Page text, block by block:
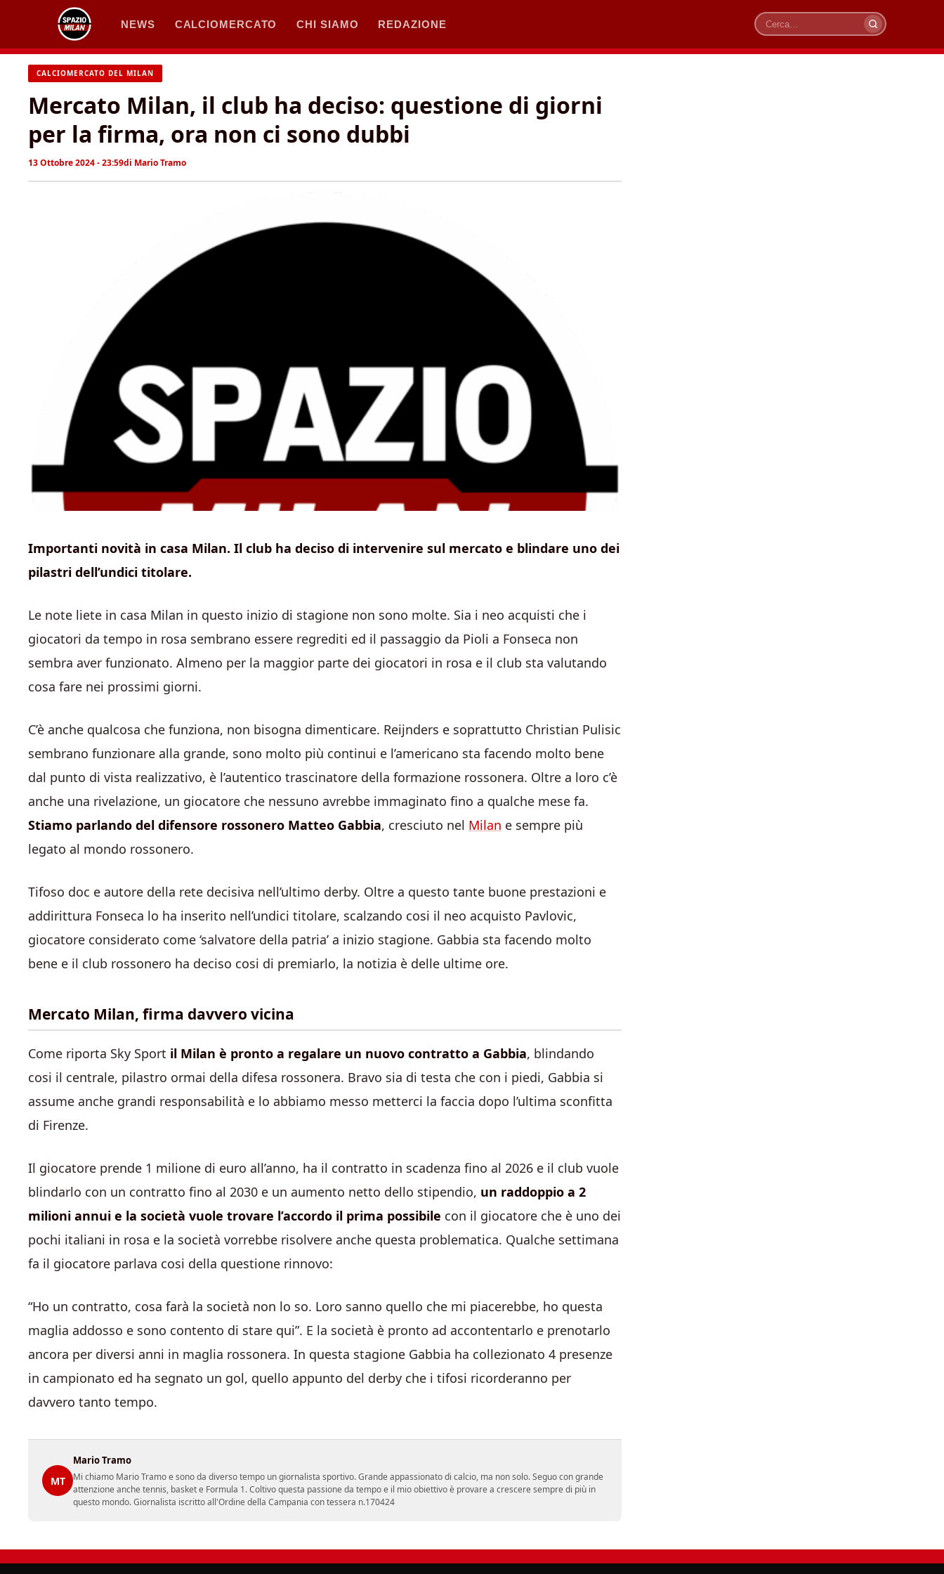
contenuto
NEWS CALCIOMERCATO CHI SIAMO REDAZIONE
Cerca
CALCIOMERCATO DEL MILAN
Mercato Milan, il club ha deciso: questione di giorni
per la firma, ora non ci sono dubbi
13 Ottobre 2024 - 23:59di Mario Tramo
Importanti novità in casa Milan. Il club ha deciso di intervenire sul mercato e blindare uno dei
pilastri dell’undici titolare.
Le note liete in casa Milan in questo inizio di stagione non sono molte. Sia i neo acquisti che i
giocatori da tempo in rosa sembrano essere regrediti ed il passaggio da Pioli a Fonseca non
sembra aver funzionato. Almeno per la maggior parte dei giocatori in rosa e il club sta valutando
cosa fare nei prossimi giorni.
C’è anche qualcosa che funziona, non bisogna dimenticare. Reijnders e soprattutto Christian Pulisic
sembrano funzionare alla grande, sono molto più continui e l’americano sta facendo molto bene
dal punto di vista realizzativo, è l’autentico trascinatore della formazione rossonera. Oltre a loro c’è
anche una rivelazione, un giocatore che nessuno avrebbe immaginato fino a qualche mese fa.
Stiamo parlando del difensore rossonero Matteo Gabbia, cresciuto nel Milan e sempre più
legato al mondo rossonero.
Tifoso doc e autore della rete decisiva nell’ultimo derby. Oltre a questo tante buone prestazioni e
addirittura Fonseca lo ha inserito nell’undici titolare, scalzando cosi il neo acquisto Pavlovic,
giocatore considerato come ‘salvatore della patria’ a inizio stagione. Gabbia sta facendo molto
bene e il club rossonero ha deciso cosi di premiarlo, la notizia è delle ultime ore.
Mercato Milan, firma davvero vicina
Come riporta Sky Sport il Milan è pronto a regalare un nuovo contratto a Gabbia, blindando
cosi il centrale, pilastro ormai della difesa rossonera. Bravo sia di testa che con i piedi, Gabbia si
assume anche grandi responsabilità e lo abbiamo messo metterci la faccia dopo l’ultima sconfitta
di Firenze.
Il giocatore prende 1 milione di euro all’anno, ha il contratto in scadenza fino al 2026 e il club vuole
blindarlo con un contratto fino al 2030 e un aumento netto dello stipendio, un raddoppio a 2
milioni annui e la società vuole trovare l’accordo il prima possibile con il giocatore che è uno dei
pochi italiani in rosa e la società vorrebbe risolvere anche questa problematica. Qualche settimana
fa il giocatore parlava cosi della questione rinnovo:
“Ho un contratto, cosa farà la società non lo so. Loro sanno quello che mi piacerebbe, ho questa
maglia addosso e sono contento di stare qui”. E la società è pronto ad accontentarlo e prenotarlo
ancora per diversi anni in maglia rossonera. In questa stagione Gabbia ha collezionato 4 presenze
in campionato ed ha segnato un gol, quello appunto del derby che i tifosi ricorderanno per
davvero tanto tempo.
MT
Mario Tramo
Mi chiamo Mario Tramo e sono da diverso tempo un giornalista sportivo. Grande appassionato di calcio, ma non solo. Seguo con grande
attenzione anche tennis, basket e Formula 1. Coltivo questa passione da tempo e il mio obiettivo è provare a crescere sempre di più in
questo mondo. Giornalista iscritto all'Ordine della Campania con tessera n.170424